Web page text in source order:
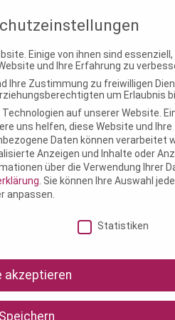
Einsatzgebiete
Passiver 2-Wege-
400W RMS
2 x 8″-Treiber und 1 x
Einige von ihnen sind essenziell,
und Ihre Erfahrung zu
Ihre Zustimmung zu freiwilligen
um Erlaubnis
auf unserer Website.
uns helfen, diese Website und Ihre
Daten können verarbeitet
Anzeigen und Inhalte oder
über die Verwendung Ihrer
Sie können Ihre Auswahl
anpassen.
Statistiken
akzeptieren
Speichern